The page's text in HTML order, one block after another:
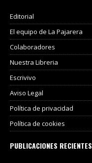
Editorial
El equipo de La Pajarera
Colaboradores
Nuestra Libreria
Escrivivo
Aviso Legal
Política de privacidad
Política de cookies
PUBLICACIONES RECIENTES